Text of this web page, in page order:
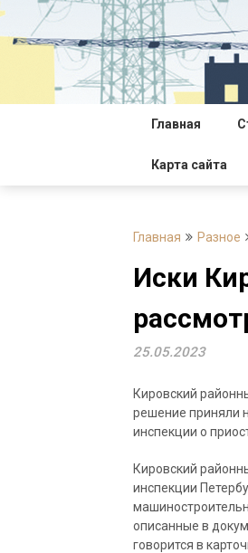
Перейти
содержимому
Главная
Карта сайта
Главная Разное
Иски
25.05.2023
Кировский
решение приняли
инспекции о
Кировский
инспекции
описанные в
говорится в